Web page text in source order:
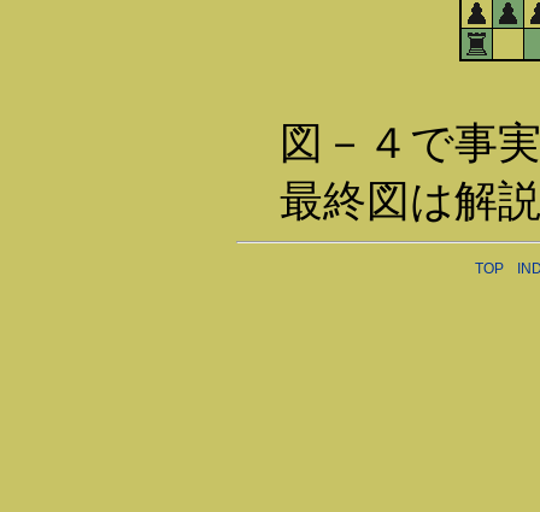
図－４で事
最終図は解
TOP